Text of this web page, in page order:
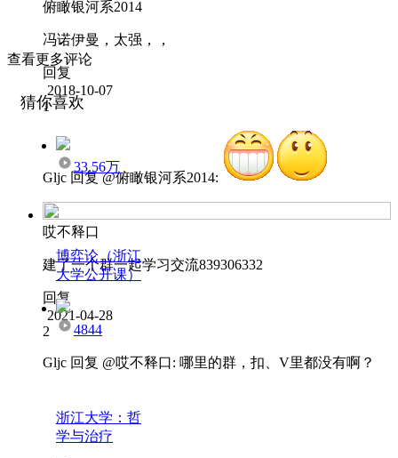
俯瞰银河系2014
冯诺伊曼，太强，，
回复
2018-10-07
1
Gljc 回复 @俯瞰银河系2014:
哎不释口
建了一个群一起学习交流839306332​
回复
2021-04-28
2
Gljc 回复 @哎不释口: 哪里的群，扣、V里都没有啊？
查看更多评论
猜你喜欢
33.56万
博弈论（浙江
大学公开课）
4844
浙江大学：哲
学与治疗